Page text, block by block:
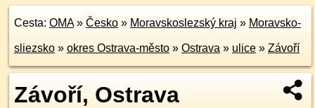
Cesta: OMA» Česko » Moravskoslezský kraj » Moravsko-
sliezsko » okres Ostrava-město » Ostrava » ulice » Závoří
Závoří, Ostrava